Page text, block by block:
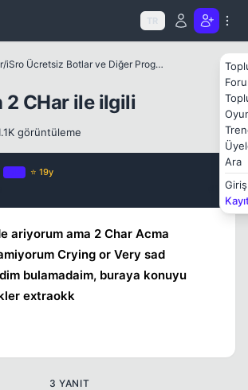
TR
Ara
Giriş
/ iSro Ücretsiz Botlar ve Diğer Programlar
2 CHar ile ilgili
görüntüleme
⭐ 19y
ariyorum ama 2 Char Acma
Crying or Very sad
bulamadaim, buraya konuyu
extraokk
3 YANIT
Kapat